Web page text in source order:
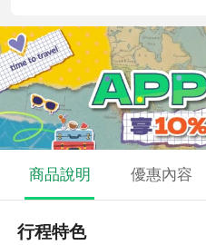
商品說明 優惠內容
行程特色